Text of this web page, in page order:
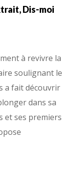
Dis-moi
à revivre la
soulignant le
a fait découvrir
dans sa
et ses premiers